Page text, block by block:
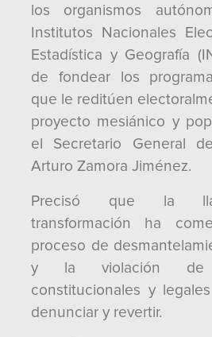
los organismos
Institutos Nacionales
Estadística y Geografía
de fondear los
que le reditúen
proyecto mesiánico y
el Secretario General
Arturo Zamora Jiménez.
Precisó que la
transformación ha
proceso de
y la violación de
constitucionales y
denunciar y revertir.